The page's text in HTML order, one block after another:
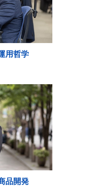
用哲学
品開発